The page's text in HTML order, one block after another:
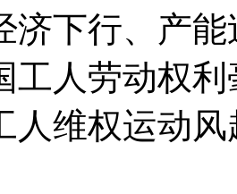
济下行、产
工人劳动权
人维权运动